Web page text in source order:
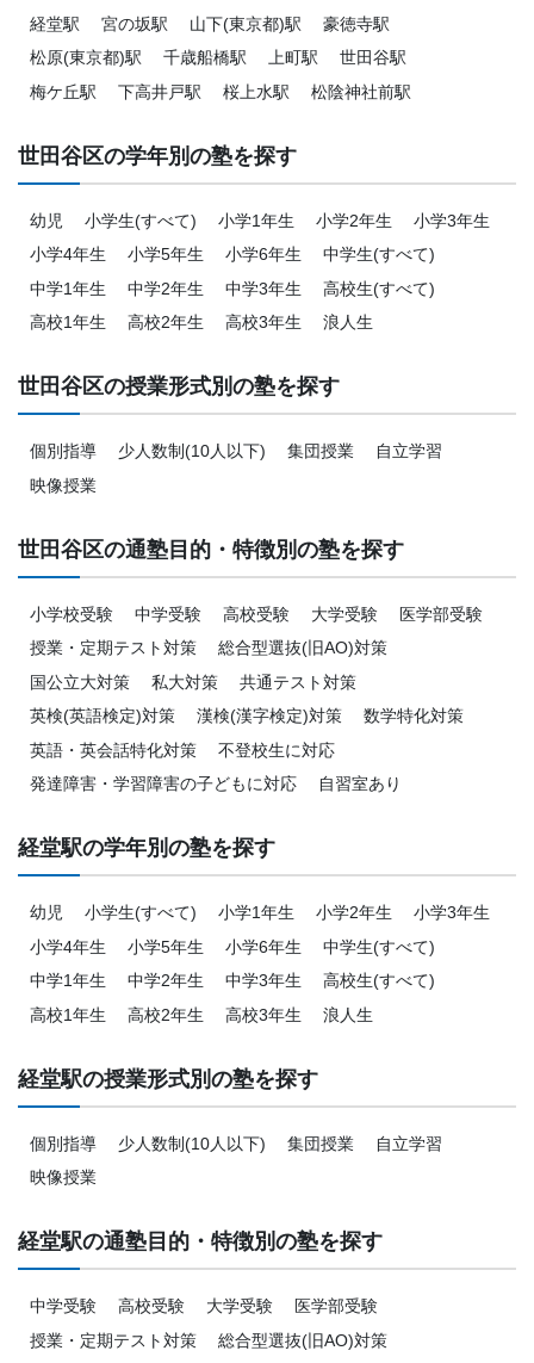
経堂駅 宮の坂駅 山下(東京都)駅
豪徳寺駅
松原(東京都)駅
千歳船橋駅 上町駅
世田谷駅
梅ケ丘駅
下高井戸駅 桜上水駅 松陰神社前駅
世田谷区の学年別の塾を探す
幼児 小学生(すべて) 小学1年生 小学2年生
小学3年生
小学4年生
小学5年生 小学6年生
中学生(すべて)
中学1年生
中学2年生 中学3年生
高校生(すべて)
高校1年生
高校2年生 高校3年生 浪人生
世田谷区の授業形式別の塾を探す
個別指導 少人数制(10人以下) 集団授業
自立学習
映像授業
世田谷区の通塾目的・特徴別の塾を探す
小学校受験 中学受験 高校受験 大学受験
医学部受験
授業・定期テスト対策
総合型選抜(旧AO)対策
国公立大対策
私大対策
共通テスト対策
英検(英語検定)対策
漢検(漢字検定)対策
数学特化対策
英語・英会話特化対策
不登校生に対応
発達障害・学習障害の子どもに対応
自習室あり
経堂駅の学年別の塾を探す
幼児 小学生(すべて) 小学1年生 小学2年生
小学3年生
小学4年生
小学5年生 小学6年生
中学生(すべて)
中学1年生
中学2年生 中学3年生
高校生(すべて)
高校1年生
高校2年生 高校3年生 浪人生
経堂駅の授業形式別の塾を探す
個別指導 少人数制(10人以下) 集団授業
自立学習
映像授業
経堂駅の通塾目的・特徴別の塾を探す
中学受験 高校受験 大学受験
医学部受験
授業・定期テスト対策
総合型選抜(旧AO)対策